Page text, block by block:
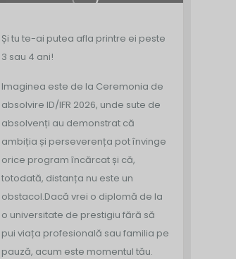
Și tu te-ai putea afla printre ei peste
3 sau 4 ani!
Imaginea este de la Ceremonia de
absolvire ID/IFR 2026, unde sute de
absolvenți au demonstrat că
ambiția și perseverența pot învinge
orice program încărcat și că,
totodată, distanța nu este un
obstacol.Dacă vrei o diplomă de la
o universitate de prestigiu fără să
pui viața profesională sau familia pe
pauză, acum este momentul tău.